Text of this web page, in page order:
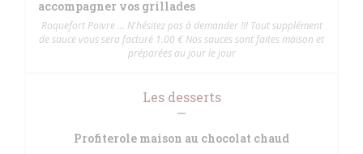
accompagner vos grillades
Roquefort Poivre ... N'hésitez pas à demander !!! Tout supplément
de sauce vous sera facturé 1.00 € Nos sauces sont faites maison et
préparées au jour le jour
Les desserts
Profiterole maison au chocolat chaud